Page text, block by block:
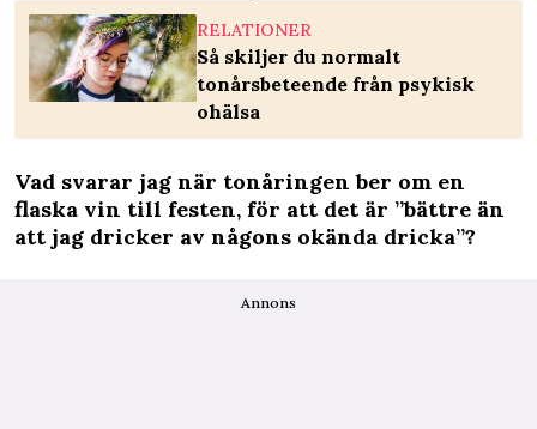
RELATIONER
Så skiljer du normalt
tonårsbeteende från psykisk
ohälsa
Vad svarar jag när tonåringen ber om en
flaska vin till festen, för att det är ”bättre än
att jag dricker av någons okända dricka”?
Annons